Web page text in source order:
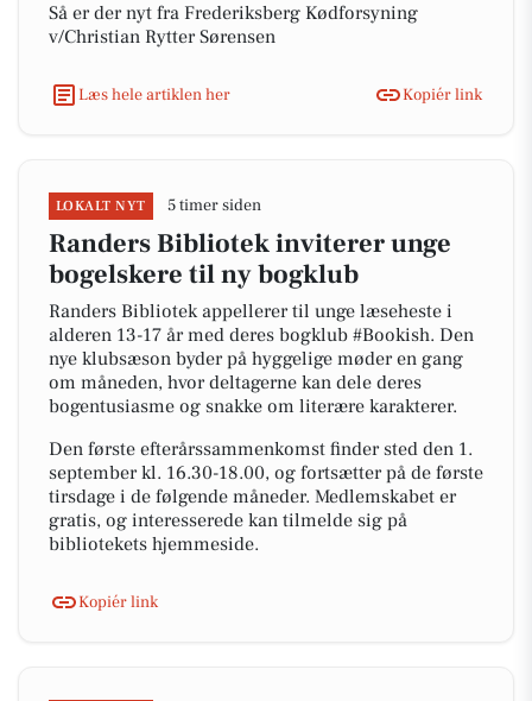
Så er der nyt fra Frederiksberg Kødforsyning
v/Christian Rytter Sørensen
Læs hele artiklen her Kopiér link
LOKALT NYT 5 timer siden
Randers Bibliotek inviterer unge
bogelskere til ny bogklub
Randers Bibliotek appellerer til unge læseheste i
alderen 13-17 år med deres bogklub #Bookish. Den
nye klubsæson byder på hyggelige møder en gang
om måneden, hvor deltagerne kan dele deres
bogentusiasme og snakke om literære karakterer.
Den første efterårssammenkomst finder sted den 1.
september kl. 16.30-18.00, og fortsætter på de første
tirsdage i de følgende måneder. Medlemskabet er
gratis, og interesserede kan tilmelde sig på
bibliotekets hjemmeside.
Kopiér link